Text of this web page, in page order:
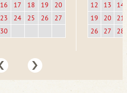
16 17 18 19
20
23 24 25 26
27
30
12
13
14
19
20
21
26
27 28